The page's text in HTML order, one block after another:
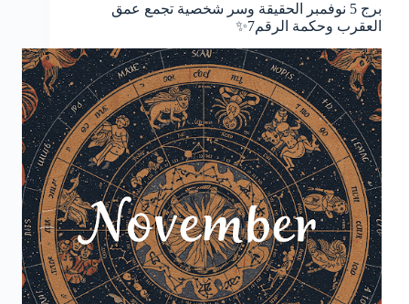
برج 5 نوفمبر الحقيقة وسر شخصية تجمع عمق
العقرب وحكمة الرقم7✨